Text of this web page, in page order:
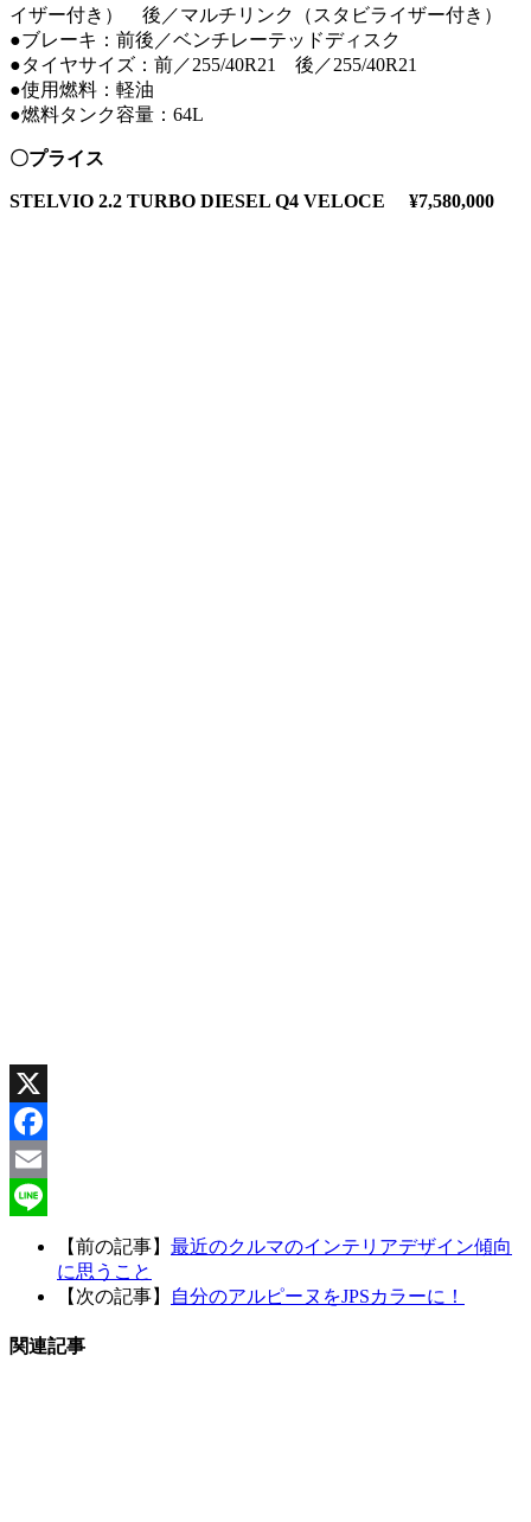
イザー付き） 後／マルチリンク（スタビライザー付き）
●ブレーキ：前後／ベンチレーテッドディスク
●タイヤサイズ：前／255/40R21 後／255/40R21
●使用燃料：軽油
●燃料タンク容量：64L
〇プライス
STELVIO 2.2 TURBO DIESEL Q4 VELOCE ¥7,580,000
X
Facebook
Email
【前の記事】 最近のクルマのインテリアデザイン傾向
に思うこと
【次の記事】
自分のアルピーヌをJPSカラーに！
関連記事